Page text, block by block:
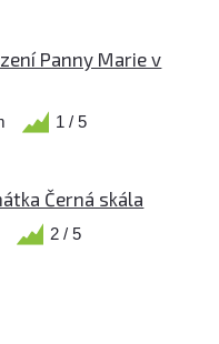
Panny Marie v
1 / 5
Černá skála
2 / 5